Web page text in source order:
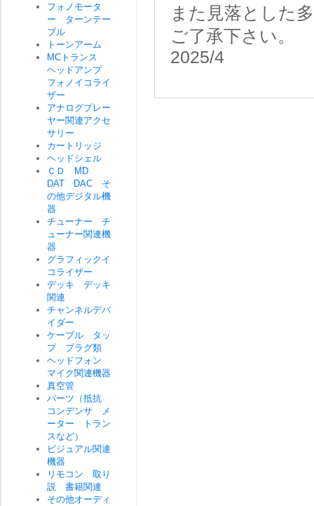
また見落とした
ご了承下さい。
2025/4
フォノモータ
ー ターンテー
ブル
トーンアーム
MCトランス
ヘッドアンプ
フォノイコライ
ザー
アナログプレー
ヤー関連アクセ
サリー
カートリッジ
ヘッドシェル
ＣＤ MD
DAT DAC そ
の他デジタル機
器
チューナー チ
ューナー関連機
器
グラフィックイ
コライザー
デッキ デッキ
関連
チャンネルデバ
イダー
ケーブル タッ
プ プラグ類
ヘッドフォン
マイク関連機器
真空管
パーツ（抵抗
コンデンサ メ
ーター トラン
スなど）
ビジュアル関連
機器
リモコン 取り
説 書籍関連
その他オーディ